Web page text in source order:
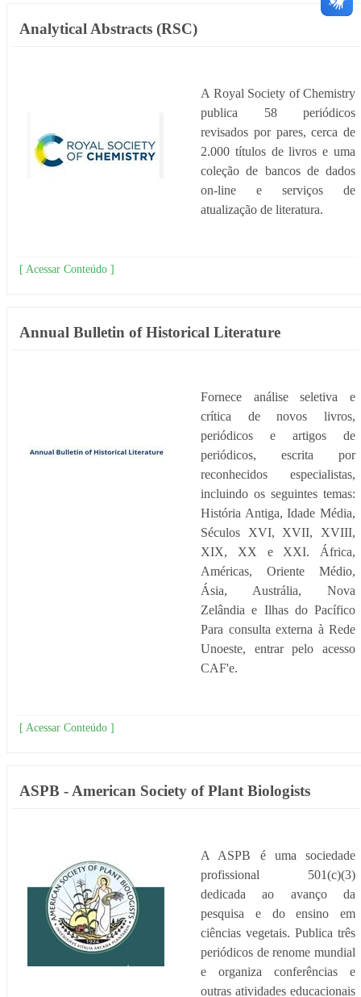
Analytical Abstracts (RSC)
A Royal Society of Chemistry
publica 58 periódicos
revisados por pares, cerca de
2.000 títulos de livros e uma
coleção de bancos de dados
on-line e serviços de
atualização de literatura.
[ Acessar Conteúdo ]
Annual Bulletin of Historical Literature
Fornece análise seletiva e
crítica de novos livros,
periódicos e artigos de
periódicos, escrita por
reconhecidos especialistas,
incluindo os seguintes temas:
História Antiga, Idade Média,
Séculos XVI, XVII, XVIII,
XIX, XX e XXI. África,
Américas, Oriente Médio,
Ásia, Austrália, Nova
Zelândia e Ilhas do Pacífico
Para consulta externa à Rede
Unoeste, entrar pelo acesso
CAF'e.
[ Acessar Conteúdo ]
ASPB - American Society of Plant Biologists
A ASPB é uma sociedade
profissional 501(c)(3)
dedicada ao avanço da
pesquisa e do ensino em
ciências vegetais. Publica três
periódicos de renome mundial
e organiza conferências e
outras atividades educacionais